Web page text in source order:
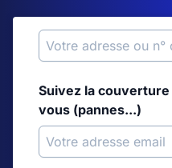
Suivez la
vous (pannes...)